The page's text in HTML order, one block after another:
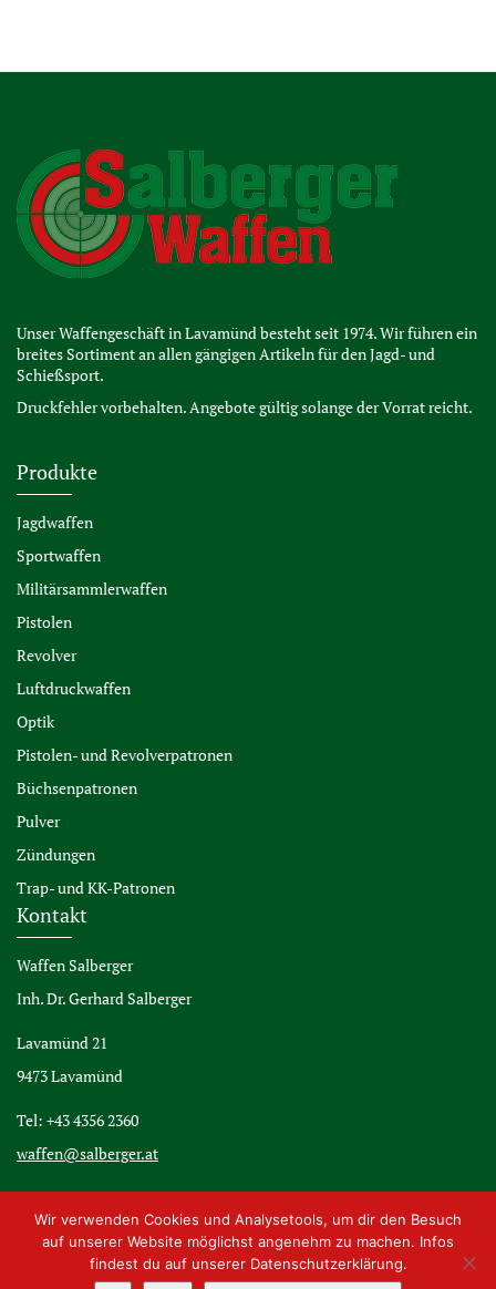
Unser Waffengeschäft in Lavamünd besteht seit 1974. Wir führen ein
breites Sortiment an allen gängigen Artikeln für den Jagd- und
Schießsport.
Druckfehler vorbehalten. Angebote gültig solange der Vorrat reicht.
Produkte
Jagdwaffen
Sportwaffen
Militärsammlerwaffen
Pistolen
Revolver
Luftdruckwaffen
Optik
Pistolen- und Revolverpatronen
Büchsenpatronen
Pulver
Zündungen
Trap- und KK-Patronen
Kontakt
Waffen Salberger
Inh. Dr. Gerhard Salberger
Lavamünd 21
9473 Lavamünd
Tel: +43 4356 2360
waffen@salberger.at
© 2026 Waffen Salberger, 9473 Lavamünd
Wir verwenden Cookies und Analysetools, um dir den Besuch
auf unserer Website möglichst angenehm zu machen. Infos
findest du auf unserer Datenschutzerklärung.